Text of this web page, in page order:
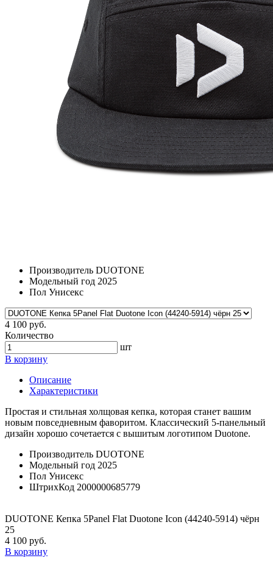
Производитель DUOTONE
Модельный год 2025
Пол Унисекс
4 100 руб.
Количество
шт
В корзину
Описание
Характеристики
Простая и стильная холщовая кепка, которая станет вашим
новым повседневным фаворитом. Классический 5-панельный
дизайн хорошо сочетается с вышитым логотипом Duotone.
Производитель DUOTONE
Модельный год 2025
Пол Унисекс
ШтрихКод 2000000685779
DUOTONE Кепка 5Panel Flat Duotone Icon (44240-5914) чёрн
25
4 100 руб.
В корзину